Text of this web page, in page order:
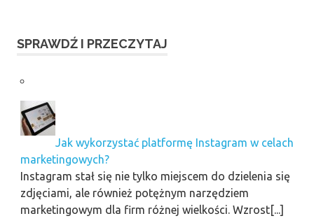
SPRAWDŹ I PRZECZYTAJ
Jak wykorzystać platformę Instagram w celach
marketingowych?
Instagram stał się nie tylko miejscem do dzielenia się
zdjęciami, ale również potężnym narzędziem
marketingowym dla firm różnej wielkości. Wzrost[...]